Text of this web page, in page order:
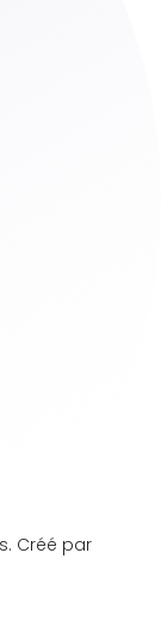
Créé par